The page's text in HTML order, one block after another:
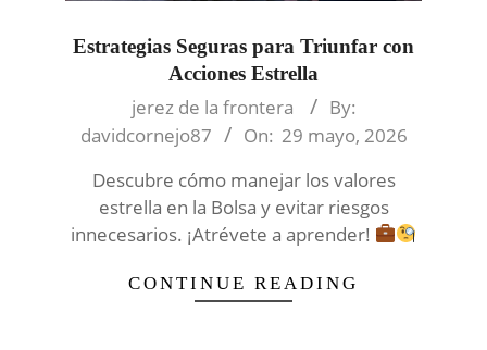
Estrategias Seguras para Triunfar con
Acciones Estrella
05-
jerez de la frontera
By:
davidcornejo87
On: 29 mayo, 2026
Descubre cómo manejar los valores
estrella en la Bolsa y evitar riesgos
innecesarios. ¡Atrévete a aprender!
CONTINUE READING